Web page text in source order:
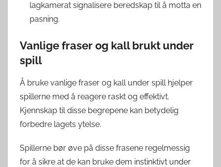
lagkamerat signalisere beredskap til å motta en
pasning.
Vanlige fraser og kall brukt under
spill
Å bruke vanlige fraser og kall under spill hjelper
spillerne med å reagere raskt og effektivt.
Kjennskap til disse begrepene kan betydelig
forbedre lagets ytelse.
Spillerne bør øve på disse frasene regelmessig
for å sikre at de kan bruke dem instinktivt under